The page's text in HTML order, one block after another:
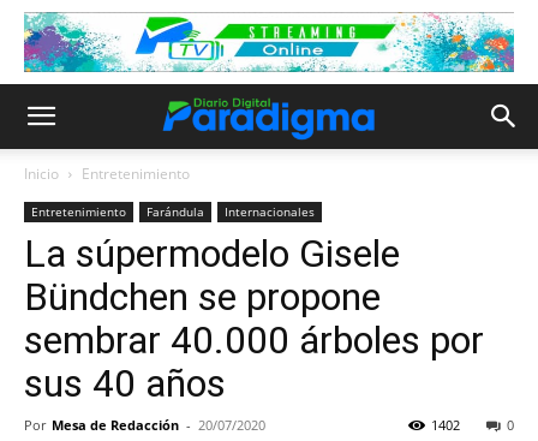
Inicio Entretenimiento
Entretenimiento Farándula Internacionales
La súpermodelo Gisele
Bündchen se propone
sembrar 40.000 árboles por
sus 40 años
Por Mesa de Redacción - 20/07/2020 0
1402